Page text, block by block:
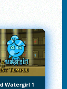
Watergirl 1